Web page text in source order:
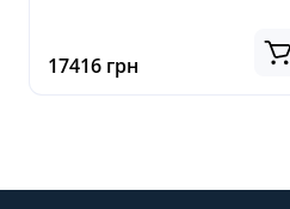
17416 грн